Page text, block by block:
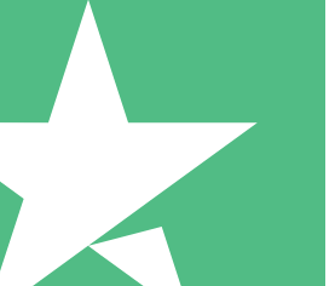
10 Downloads
20 00